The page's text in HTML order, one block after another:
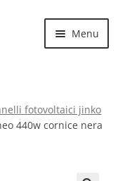
Menu
fotovoltaici jinko
440w cornice nera